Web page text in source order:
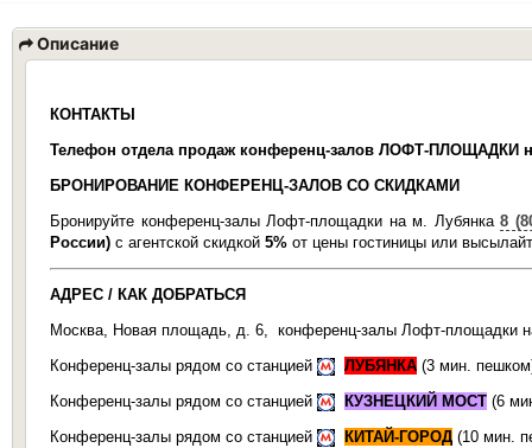
Описание
КОНТАКТЫ
Телефон отдела продаж конференц-залов ЛОФТ-ПЛОЩАДКИ
БРОНИРОВАНИЕ КОНФЕРЕНЦ-ЗАЛОВ СО СКИДКАМИ
Бронируйте конференц-залы Лофт-площадки на м. Лубянка8
России) с агентской скидкой 5% от цены гостиницы или
АДРЕС / КАК ДОБРАТЬСЯ
Москва, Новая площадь, д. 6, конференц-залы Лофт-площадки
Конференц-залы рядом со станцией
ЛУБЯНКА (3 мин.
Конференц-залы рядом со станцией
КУЗНЕЦКИЙ МОСТ (6
Конференц-залы рядом со станцией
КИТАЙ-ГОРОД (10 мин.